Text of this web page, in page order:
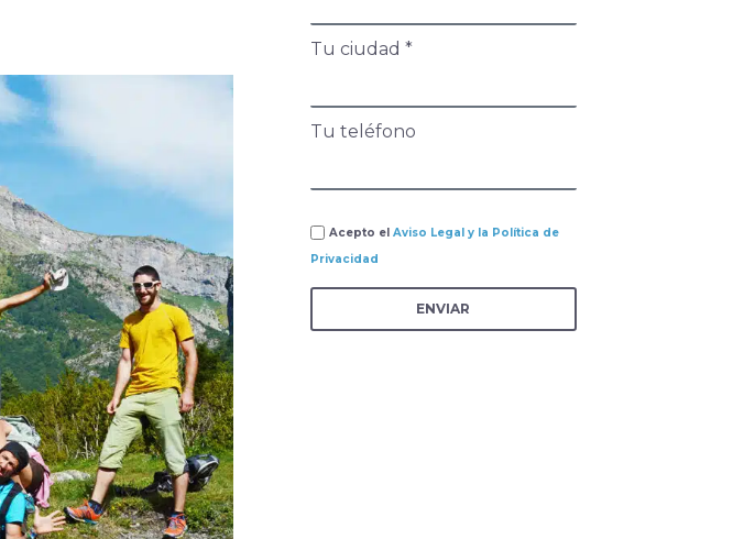
Tu ciudad *
Tu teléfono
Acepto el Aviso Legal y la Política de
Privacidad
ENVIAR